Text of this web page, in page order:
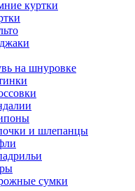
куртки
на шнуровке
и шлепанцы
сумки